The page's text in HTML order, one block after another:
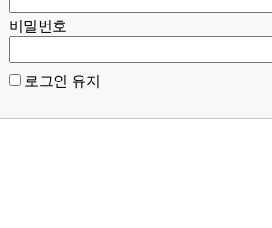
비밀번호
로그인 유지